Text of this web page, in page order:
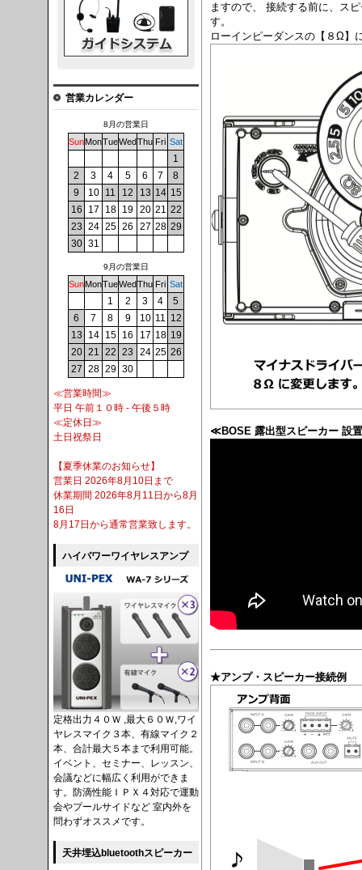
ますので、 接続する前に、ス
す。
ローインピーダンスの【８Ω】
≪BOSE 露出型スピーカー 設
★アンプ・スピーカー接続例
営業カレンダー
8月の営業日
SunMonTueWedThu Fri Sat
1
2
3 4 5 6 7
8
9
10 11 12 13 14 15
16
17 18 19 20 21 22
23 24 25 26 27 28 29
30 31
9月の営業日
SunMonTueWedThu Fri Sat
1 2 3 4
5
6
7 8 9 10 11 12
13
14 15 16 17 18 19
20 21 22 23 24 25 26
27 28 29 30
≪営業時間≫
平日 午前１０時 - 午後５時
≪定休日≫
土日祝祭日
【夏季休業のお知らせ】
営業日 2026年8月10日まで
休業期間 2026年8月11日から8月
16日
8月17日から通常営業致します。
ハイパワーワイヤレスアンプ
定格出力４０Ｗ ,最大６０Ｗ,ワイ
ヤレスマイク３本、有線マイク２
本、合計最大５本まで利用可能。
イベント、セミナー、レッスン、
会議などに幅広く利用ができま
す。防滴性能ＩＰＸ４対応で運動
会やプールサイドなど 室内外を
問わずオススメです。
天井埋込bluetoothスピーカー